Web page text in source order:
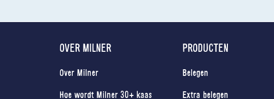
OVER MILNER
Over Milner
Hoe wordt Milner 30+ kaas
PRODUCTEN
Belegen
Extra belegen